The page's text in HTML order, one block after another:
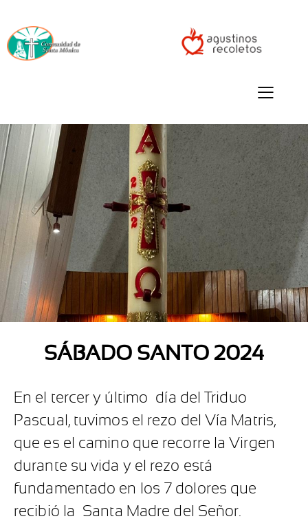
SÁBADO SANTO 2024
En el tercer y último día del Triduo
Pascual, tuvimos el rezo del Vía Matris,
que es el camino que recorre la Virgen
durante su vida y el rezo está
fundamentado en los 7 dolores que
recibió la Santa Madre del Señor.